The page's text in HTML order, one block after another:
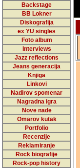
Backstage
BB Lokner
Diskografija
ex YU singles
Foto album
Interviews
Jazz reflections
Jeans generacija
Knjiga
Linkovi
Nadirov spomenar
Nagradna igra
Nove nade
Omarov kutak
Portfolio
Recenzije
Reklamiranje
Rock biografije
Rock-pop history